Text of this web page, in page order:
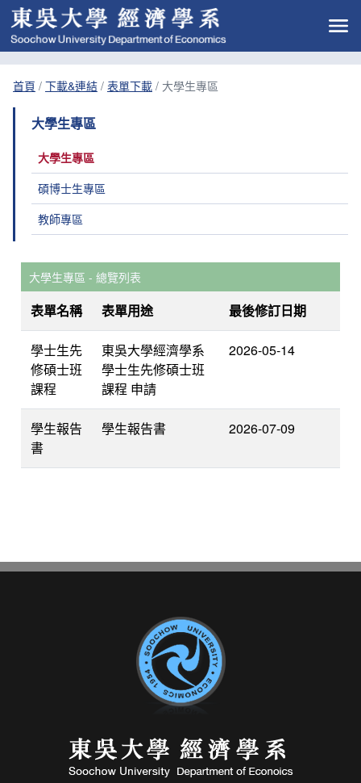
首頁 / 下載&連結 / 表單下載 / 大學生專區
大學生專區
大學生專區
碩博士生專區
教師專區
大學生專區 - 總覽列表
表單名稱 表單用途 最後修訂日期
學士生先
修碩士班
課程
東吳大學經濟學系
學士生先修碩士班
課程 申請
2026-05-14
學生報告
書
學生報告書 2026-07-09